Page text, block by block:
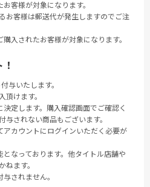
客様が対象になります。
お客様は郵送代が発生しますのでご注
入されたお客様が対象になります。
与いたします。
頂けます。
定します。購入確認画面でご確認く
与されない商品もございます。
カウントにログインいただく必要が
なっております。他タイトル店舗や
ねます。
されません。